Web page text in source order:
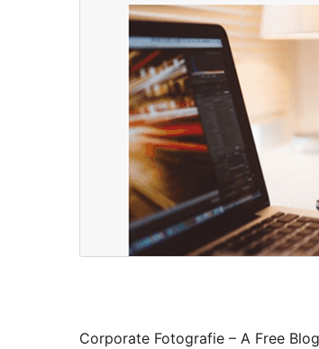
Corporate Fotografie – A Free